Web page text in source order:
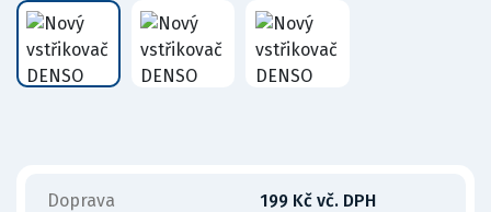
Doprava 199 Kč vč. DPH